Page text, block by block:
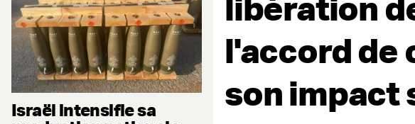
Israël intensifie sa
l'accord de
son impact